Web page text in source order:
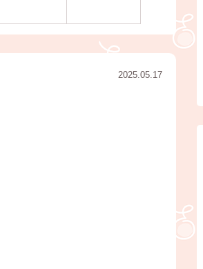
2025.05.17